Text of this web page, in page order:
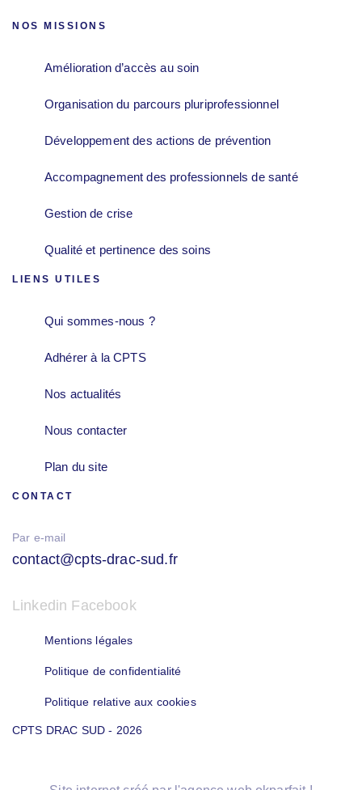
NOS MISSIONS
Amélioration d’accès au soin
Organisation du parcours pluriprofessionnel
Développement des actions de prévention
Accompagnement des professionnels de santé
Gestion de crise
Qualité et pertinence des soins
LIENS UTILES
Qui sommes-nous ?
Adhérer à la CPTS
Nos actualités
Nous contacter
Plan du site
CONTACT
Par e-mail
contact@cpts-drac-sud.fr
Linkedin Facebook
Mentions légales
Politique de confidentialité
Politique relative aux cookies
CPTS DRAC SUD - 2026